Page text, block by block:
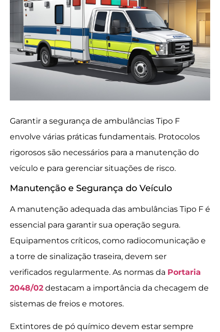
Garantir a segurança de ambulâncias Tipo F
envolve várias práticas fundamentais. Protocolos
rigorosos são necessários para a manutenção do
veículo e para gerenciar situações de risco.
Manutenção e Segurança do Veículo
A manutenção adequada das ambulâncias Tipo F é
essencial para garantir sua operação segura.
Equipamentos críticos, como radiocomunicação e
a torre de sinalização traseira, devem ser
verificados regularmente. As normas da Portaria
2048/02 destacam a importância da checagem de
sistemas de freios e motores.
Extintores de pó químico devem estar sempre